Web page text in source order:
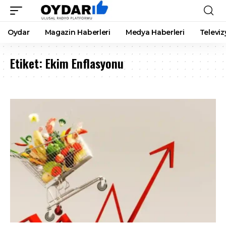
Oydar Magazin Haberleri Medya Haberleri
Etiket: Ekim Enflasyonu